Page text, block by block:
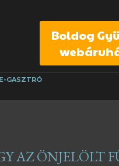
Boldog
GASZTRÓ
AZ ÖNJELÖLT